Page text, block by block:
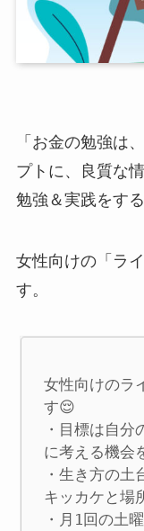
「お金の勉強は
プトに、良質な
勉強＆実践をす
女性向けの「ラ
す。
女性向けのラ
す😌
・目標は自
に考える機会
・生き方の
キッカケと場
・月1回の土